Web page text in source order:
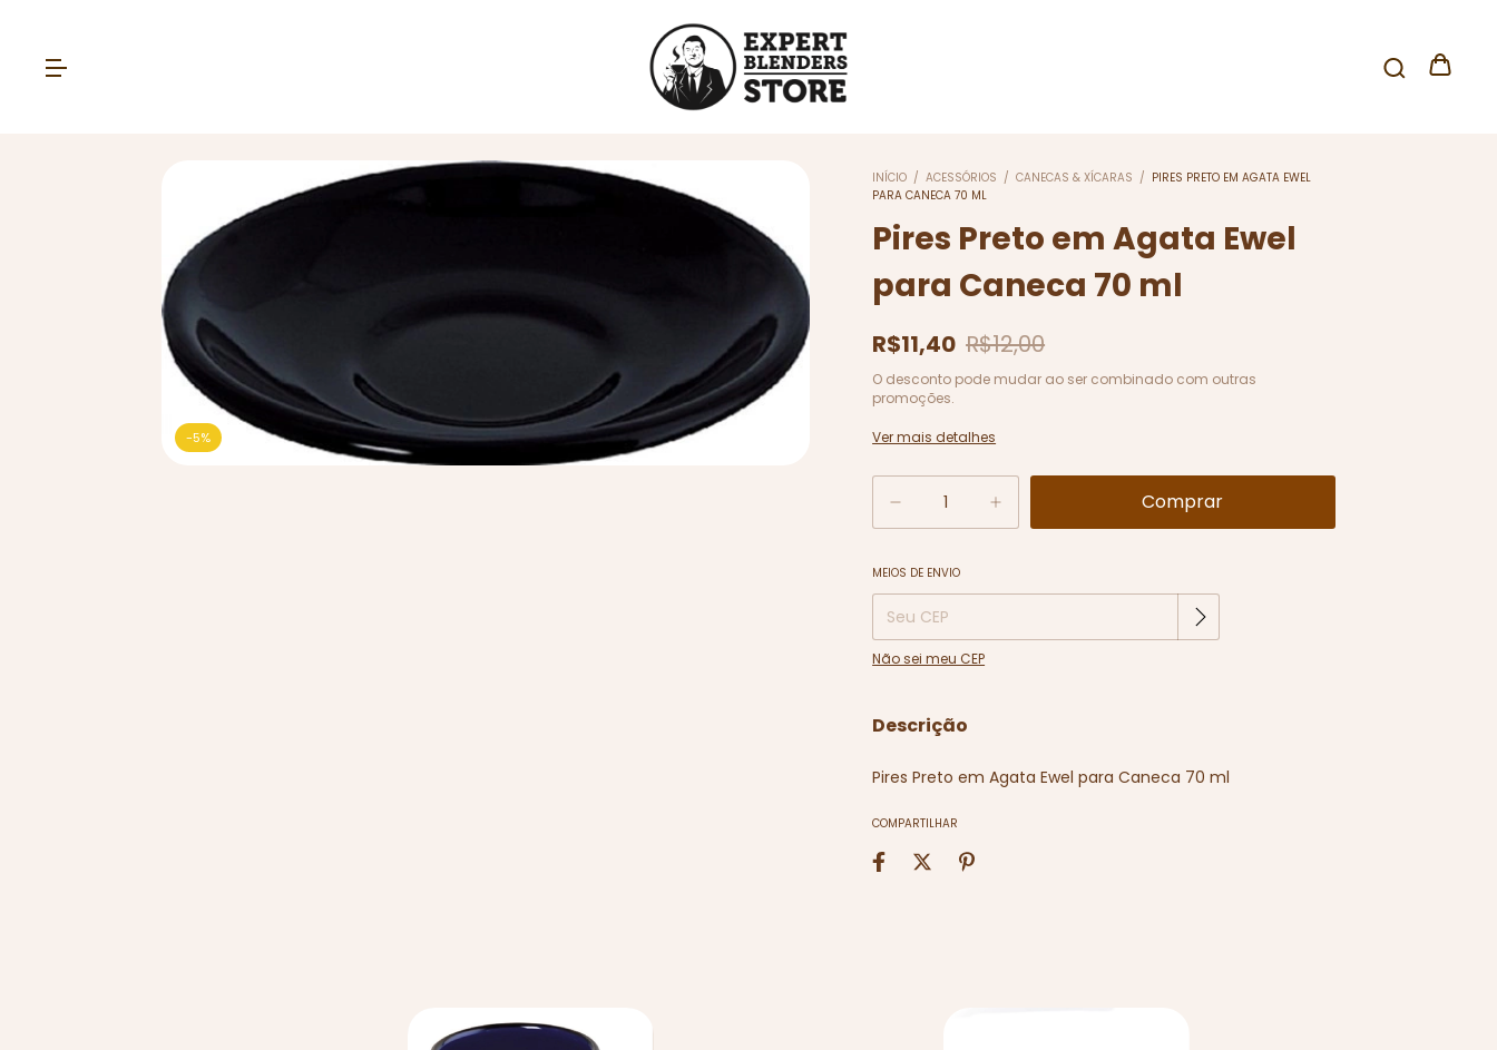
-5%
INÍCIO / ACESSÓRIOS / CANECAS & XÍCARAS / PIRES PRETO EM AGATA EWEL
PARA CANECA 70 ML
Pires Preto em Agata Ewel
para Caneca 70 ml
R$11,40 R$12,00
O desconto pode mudar ao ser combinado com outras
promoções.
Ver mais detalhes
Entregas para o CEP:
MEIOS DE ENVIO
Não sei meu CEP
Descrição
Pires Preto em Agata Ewel para Caneca 70 ml
COMPARTILHAR